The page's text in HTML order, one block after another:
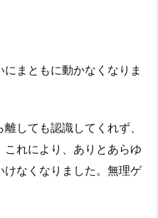
まともに動かなくなりま
しても認識してくれず、
れにより、ありとあらゆ
けなくなりました。無理ゲ